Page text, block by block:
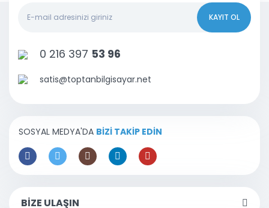
KAYIT OL
0 216 397 53 96
satis@toptanbilgisayar.net
SOSYAL MEDYA'DA BİZİ TAKİP EDİN
BİZE ULAŞIN